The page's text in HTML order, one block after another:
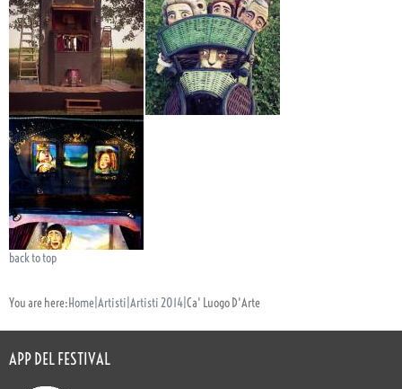
back to top
You are here:Home Artisti Artisti 2014 Ca' Luogo D'Arte
APP DEL FESTIVAL